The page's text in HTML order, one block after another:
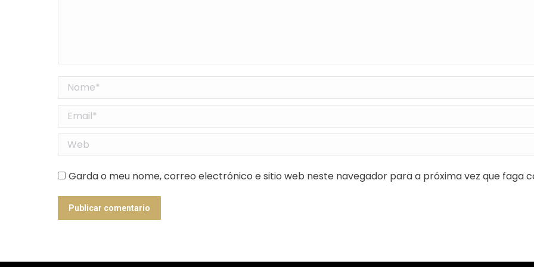
Nome *
Email *
Web
Garda o meu nome, correo electrónico e sitio web neste navegador para a próxima vez que faga
Publicar comentario